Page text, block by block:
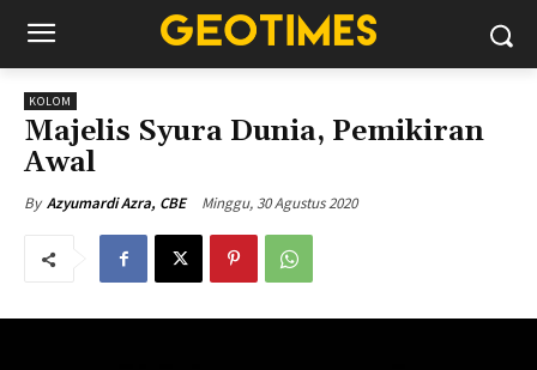
KOLOM
Majelis Syura Dunia, Pemikiran
Awal
By Azyumardi Azra, CBE Minggu, 30 Agustus 2020